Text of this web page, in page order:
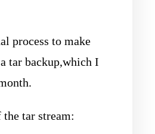
process to make
tar backup,which I
tar stream: